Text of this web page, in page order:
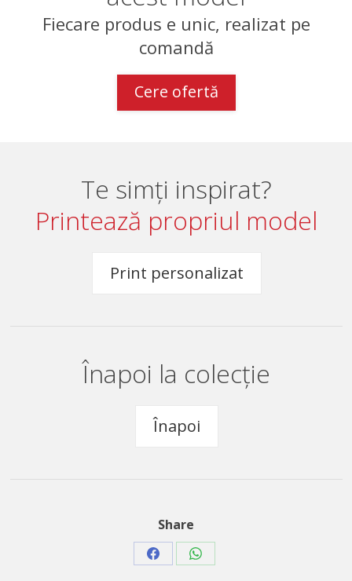
Fiecare produs e unic, realizat pe
comandă
Cere ofertă
Te simți inspirat?
Printează propriul model
Print personalizat
Înapoi la colecție
Înapoi
Share
Share Share